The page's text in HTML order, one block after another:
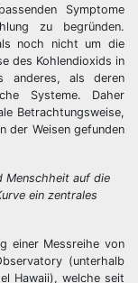
Symptome
zu begründen.
noch nicht um die
des Kohlendioxids in
anderes, als deren
Systeme. Daher
Betrachtungsweise,
der Weisen gefunden
Menschheit auf die
ein zentrales
einer Messreihe von
(unterhalb
Hawaii), welche seit